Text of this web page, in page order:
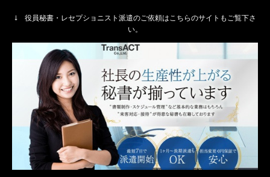
↓ 役員秘書・レセプショニスト派遣のご依頼はこちらのサイトもご覧下さ
い。